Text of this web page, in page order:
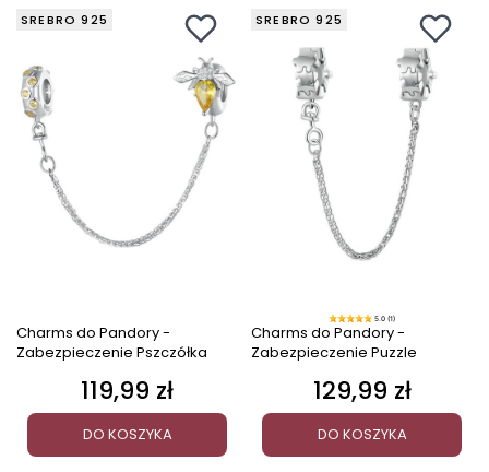
SREBRO 925
Charms do Pandory -
Zabezpieczenie Pszczółka
Cena
119,99 zł
DO KOSZYKA
SREBRO 925
5.0 (1)
Charms do Pandory -
Zabezpieczenie Puzzle
Cena
129,99 zł
DO KOSZYKA